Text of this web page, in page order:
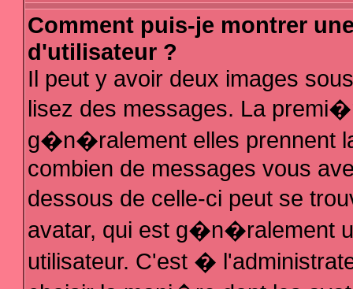
Comment puis-je montrer
d'utilisateur ?
Il peut y avoir deux images
lisez des messages. La
g�n�ralement elles prennent
combien de messages vous
dessous de celle-ci peut se
avatar, qui est g�n�ralement
utilisateur. C'est �